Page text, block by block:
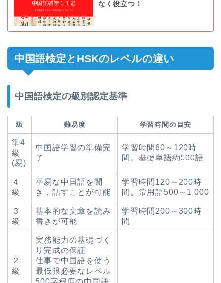
なく役立つ！
中国語検定とHSKのレベルの違い
中国語検定の級別認定基準
級 難易度 学習時間の目安
準4
級
(易)
中国語学習の準備完
了
学習時間60～120時
間。基礎単語約500語
４
級
平易な中国語を聞
き，話すことが可能
学習時間120～200時
間。常用語500～1,000
３
級
基本的な文章を読み
書きが可能
学習時間200～300時
間
２
級
実務能力の基礎づく
り完成の保証
仕事で中国語を使う
最低限必要なレベル
500字程度の中国語